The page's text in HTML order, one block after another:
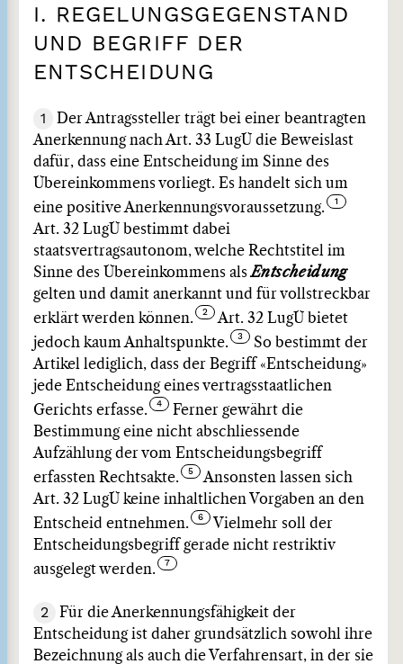
I. REGELUNGSGEGENSTAND
UND BEGRIFF DER
ENTSCHEIDUNG
1
Der Antragssteller trägt bei einer beantragten
Anerkennung nach Art. 33 LugÜ die Beweislast
dafür, dass eine Entscheidung im Sinne des
Übereinkommens vorliegt. Es handelt sich um
eine positive Anerkennungsvoraussetzung.
Art. 32 LugÜ bestimmt dabei
staatsvertragsautonom, welche Rechtstitel im
Sinne des Übereinkommens alsEntscheidung
gelten und damit anerkannt und für vollstreckbar
erklärt werden können.
Art. 32 LugÜ bietet
jedoch kaum Anhaltspunkte.
So bestimmt der
Artikel lediglich, dass der Begriff «Entscheidung»
jede Entscheidung eines vertragsstaatlichen
Gerichts erfasse.
Ferner gewährt die
Bestimmung eine nicht abschliessende
Aufzählung der vom Entscheidungsbegriff
erfassten Rechtsakte.
Ansonsten lassen sich
Art. 32 LugÜ keine inhaltlichen Vorgaben an den
Entscheid entnehmen.
Vielmehr soll der
Entscheidungsbegriff gerade nicht restriktiv
ausgelegt werden.
2
Für die Anerkennungsfähigkeit der
Entscheidung ist daher grundsätzlich sowohl ihre
Bezeichnung als auch die Verfahrensart, in der sie